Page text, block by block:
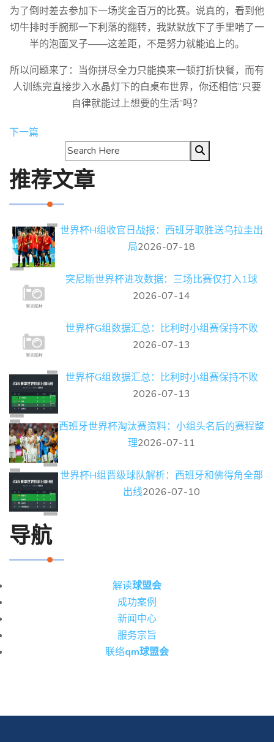
为了倒时差去参加下一场奖金百万的比赛。说真的，看到他
切牛排时手腕那一下利落的翻转，我默默放下了手里啃了一
半的泡面叉子——这差距，不是努力就能追上的。
所以问题来了：当你拼尽全力只能换来一顿打折快餐，而有
人训练完直接步入水晶灯下的白桌布世界，你还相信“只要
自律就能过上想要的生活”吗？
下一篇
推荐文章
世界杯H组收官日战报：西班牙取胜送乌拉圭出
局2026-07-18
突尼斯世界杯进攻数据：三场比赛仅打入1球
2026-07-14
世界杯G组数据汇总：比利时小组赛保持不败
2026-07-13
世界杯G组数据汇总：比利时小组赛保持不败
2026-07-13
西班牙世界杯淘汰赛资料：小组头名后的赛程整
理2026-07-11
世界杯H组晋级球队解析：西班牙和佛得角全部
出线2026-07-10
导航
解读球盟会
成功案例
新闻中心
服务宗旨
联络qm球盟会